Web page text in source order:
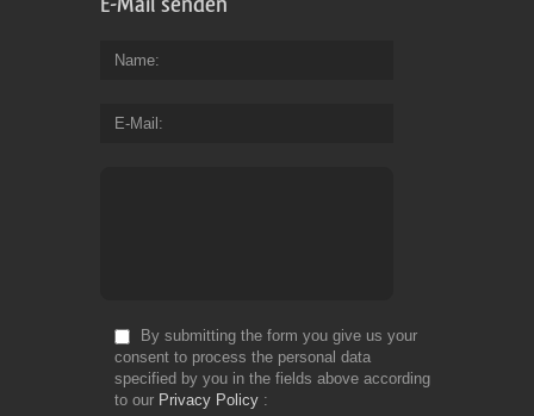
Name
E-Mail
By submitting the form you give us your
consent to process the personal data
specified by you in the fields above according
to our Privacy Policy